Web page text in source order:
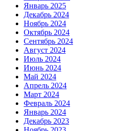
Январь 2025
Декабрь 2024
Ноябрь 2024
Октябрь 2024
Сентябрь 2024
Август 2024
Июль 2024
Июнь 2024
Май 2024
Апрель 2024
Март 2024
Февраль 2024
Январь 2024
Декабрь 2023